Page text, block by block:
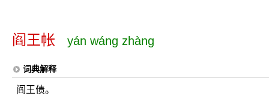
阎王帐 yán wáng zhàng
词典解释
阎王债。